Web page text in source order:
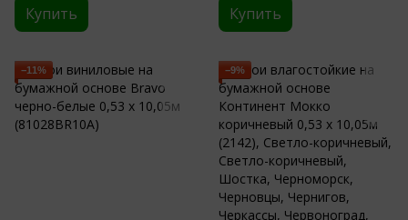
Купить Купить
−11% −9%